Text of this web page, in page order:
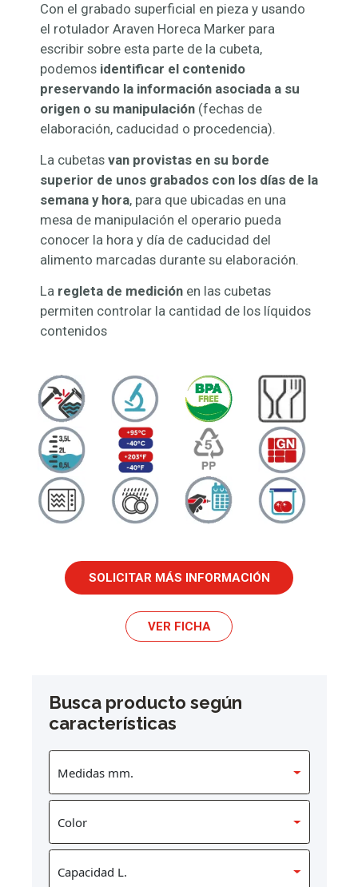
Con el grabado superficial en pieza y usando
el rotulador Araven Horeca Marker para
escribir sobre esta parte de la cubeta,
podemos identificar el contenido
preservando la información asociada a su
origen o su manipulación (fechas de
elaboración, caducidad o procedencia).
La cubetas van provistas en su borde
superior de unos grabados con los días de la
semana y hora, para que ubicadas en una
mesa de manipulación el operario pueda
conocer la hora y día de caducidad del
alimento marcadas durante su elaboración.
La regleta de medición en las cubetas
permiten controlar la cantidad de los líquidos
contenidos
SOLICITAR MÁS INFORMACIÓN
VER FICHA
Busca producto según
características